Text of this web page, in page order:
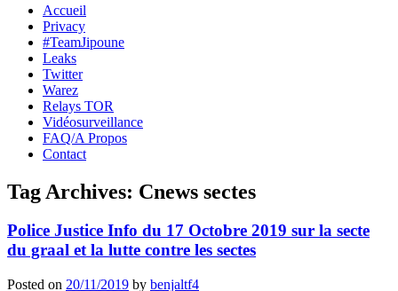
Skip
content
Accueil
Privacy
#TeamJipoune
Leaks
Twitter
Warez
Relays TOR
Vidéosurveillance
FAQ/A Propos
Contact
Tag Archives: Cnews sectes
Police Justice Info du 17 Octobre 2019 sur la secte
du graal et la lutte contre les sectes
Posted on 20/11/2019 by benjaltf4